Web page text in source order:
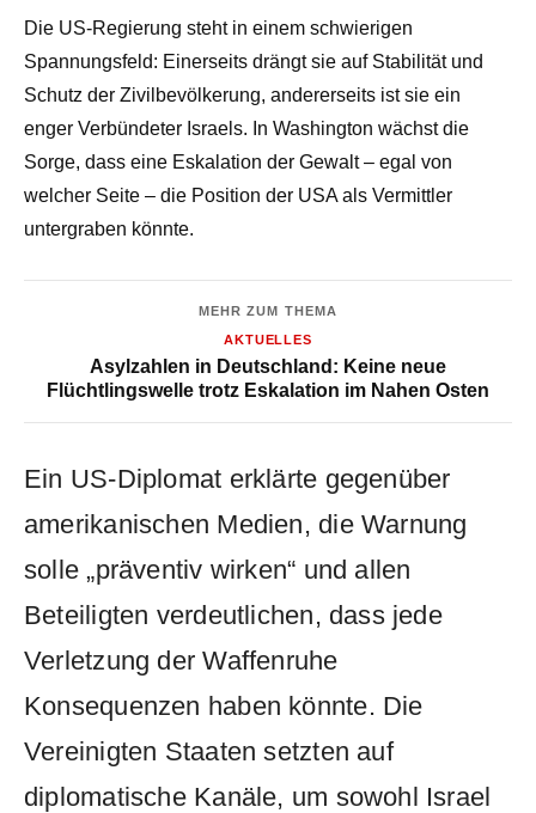
Die US-Regierung steht in einem schwierigen
Spannungsfeld: Einerseits drängt sie auf Stabilität und
Schutz der Zivilbevölkerung, andererseits ist sie ein
enger Verbündeter Israels. In Washington wächst die
Sorge, dass eine Eskalation der Gewalt – egal von
welcher Seite – die Position der USA als Vermittler
untergraben könnte.
MEHR ZUM THEMA
AKTUELLES
Asylzahlen in Deutschland: Keine neue
Flüchtlingswelle trotz Eskalation im Nahen Osten
Ein US-Diplomat erklärte gegenüber
amerikanischen Medien, die Warnung
solle „präventiv wirken“ und allen
Beteiligten verdeutlichen, dass jede
Verletzung der Waffenruhe
Konsequenzen haben könnte. Die
Vereinigten Staaten setzten auf
diplomatische Kanäle, um sowohl Israel